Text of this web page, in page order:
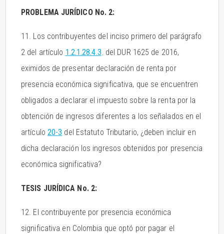
PROBLEMA JURÍDICO No. 2:
11. Los contribuyentes del inciso primero del parágrafo
2 del artículo 1.2.1.28.4.3. del DUR 1625 de 2016,
eximidos de presentar declaración de renta por
presencia económica significativa, que se encuentren
obligados a declarar el impuesto sobre la renta por la
obtención de ingresos diferentes a los señalados en el
artículo 20-3 del Estatuto Tributario, ¿deben incluir en
dicha declaración los ingresos obtenidos por presencia
económica significativa?
TESIS JURÍDICA No. 2:
12. El contribuyente por presencia económica
significativa en Colombia que optó por pagar el